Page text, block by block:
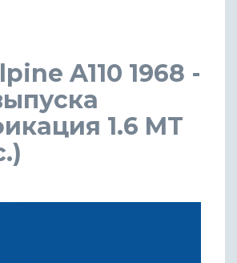
A110 1968 -
1.6 MT